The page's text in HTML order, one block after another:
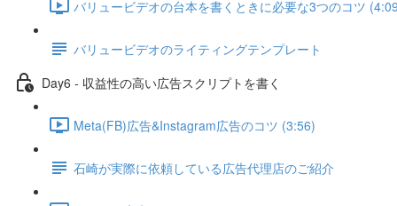
バリュービデオの台本を書くときに必要な3つのコツ
バリュービデオのライティングテンプレート
Day6 - 収益性の高い広告スクリプトを書く
Meta(FB)広告&Instagram広告のコツ (3:56)
石崎が実際に依頼している広告代理店のご紹介